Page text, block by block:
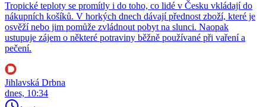
Tropické teploty se promítly i do toho, co lidé v Česku vkládají do
nákupních košíků. V horkých dnech dávají přednost zboží, které je
osvěží nebo jim pomůže zvládnout pobyt na slunci. Naopak
ustupuje zájem o některé potraviny běžně používané při vaření a
pečení.
Jihlavská Drbna
dnes, 10:34